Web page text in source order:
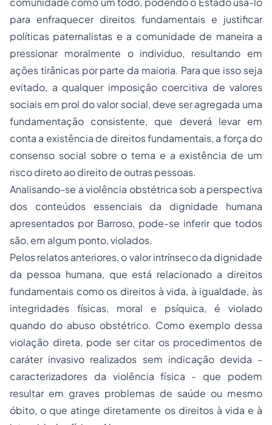
para enfraquecer direitos fundamentais e justificar
políticas paternalistas e a comunidade de maneira a
pressionar moralmente o individuo, resultando em
ações tirânicas por parte da maioria. Para que isso seja
evitado, a qualquer imposição coercitiva de valores
sociais em prol do valor social, deve ser agregada uma
fundamentação consistente, que deverá levar em
conta a existência de direitos fundamentais, a força do
consenso social sobre o tema e a existência de um
risco direto ao direito de outras pessoas.
Analisando-se a violência obstétrica sob a perspectiva
dos conteúdos essenciais da dignidade humana
apresentados por Barroso, pode-se inferir que todos
são, em algum ponto, violados.
Pelos relatos anteriores, o valor intrínseco da dignidade
da pessoa humana, que está relacionado a direitos
fundamentais como os direitos à vida, à igualdade, às
integridades físicas, moral e psíquica, é violado
quando do abuso obstétrico. Como exemplo dessa
violação direta, pode ser citar os procedimentos de
caráter invasivo realizados sem indicação devida -
caracterizadores da violência física - que podem
resultar em graves problemas de saúde ou mesmo
óbito, o que atinge diretamente os direitos à vida e à